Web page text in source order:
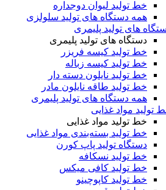
خط تولید لیوان دوجداره
همه دستگاه های تولید سلولزی
های تولید پلیمری
دستگاه های تولید پلیمری
خط تولید کیسه فریزر
خط تولید کیسه زباله
خط تولید نایلون دسته دار
خط تولید طاقه نایلون مادر
همه دستگاه های تولید پلیمری
تولید مواد غذایی
خط تولید مواد غذایی
خط تولید بسته‌بندی مواد غذایی
دستگاه تولید پاپ کورن
خط تولید نسکافه
خط تولید کافی میکس
خط تولید کاپوچینو